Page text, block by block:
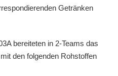
Getränken
bereiteten in 2-Teams das
den folgenden Rohstoffen